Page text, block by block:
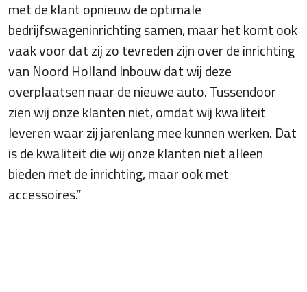
met de klant opnieuw de optimale
bedrijfswageninrichting samen, maar het komt ook
vaak voor dat zij zo tevreden zijn over de inrichting
van Noord Holland Inbouw dat wij deze
overplaatsen naar de nieuwe auto. Tussendoor
zien wij onze klanten niet, omdat wij kwaliteit
leveren waar zij jarenlang mee kunnen werken. Dat
is de kwaliteit die wij onze klanten niet alleen
bieden met de inrichting, maar ook met
accessoires.”